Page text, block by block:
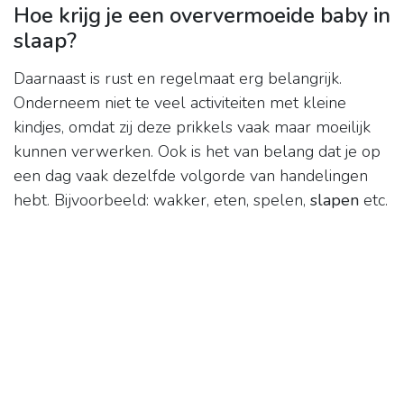
Hoe krijg je een oververmoeide baby in
slaap?
Daarnaast is rust en regelmaat erg belangrijk.
Onderneem niet te veel activiteiten met kleine
kindjes, omdat zij deze prikkels vaak maar moeilijk
kunnen verwerken. Ook is het van belang dat je op
een dag vaak dezelfde volgorde van handelingen
hebt. Bijvoorbeeld: wakker, eten, spelen, slapen etc.